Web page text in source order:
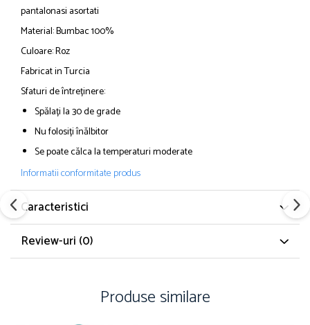
pantalonasi asortati
Material: Bumbac 100%
Culoare: Roz
Fabricat in Turcia
Sfaturi de întreținere:
Spălați la 30 de grade
Nu folosiți înălbitor
Se poate călca la temperaturi moderate
Informatii conformitate produs
Caracteristici
Review-uri (0)
Produse similare